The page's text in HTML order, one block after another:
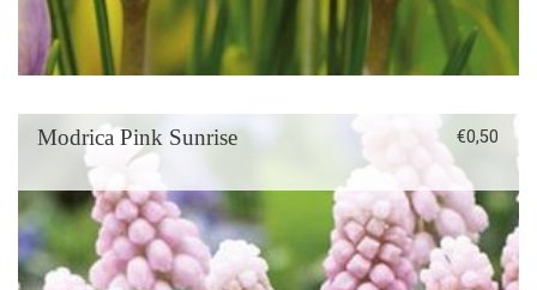
Modrica Pink Sunrise €0,50